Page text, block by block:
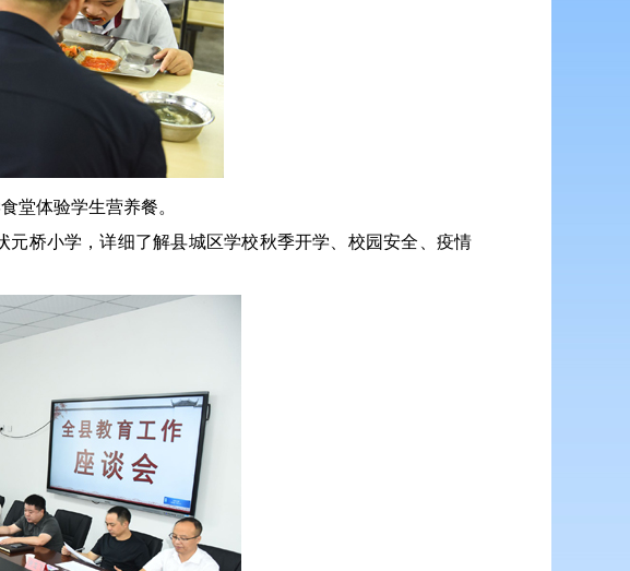
堂体验学生营养餐。
桥小学，详细了解县城区学校秋季开学、校园安全、疫情